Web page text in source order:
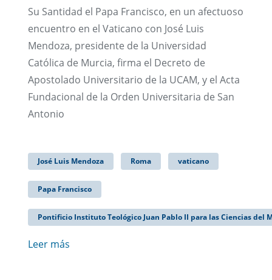
Su Santidad el Papa Francisco, en un afectuoso
encuentro en el Vaticano con José Luis
Mendoza, presidente de la Universidad
Católica de Murcia, firma el Decreto de
Apostolado Universitario de la UCAM, y el Acta
Fundacional de la Orden Universitaria de San
Antonio
José Luis Mendoza Roma vaticano
Papa Francisco
Pontificio Instituto Teológico Juan Pablo II para las Ciencias del
Leer más